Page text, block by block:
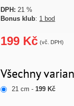
DPH: 21 %
Bonus klub: 1 bod
199 Kč (vč. DPH)
Všechny
21 cm -199 Kč